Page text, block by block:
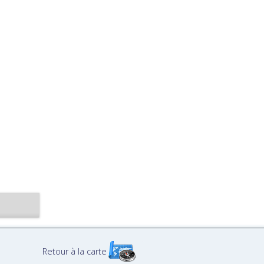
Retour à la carte